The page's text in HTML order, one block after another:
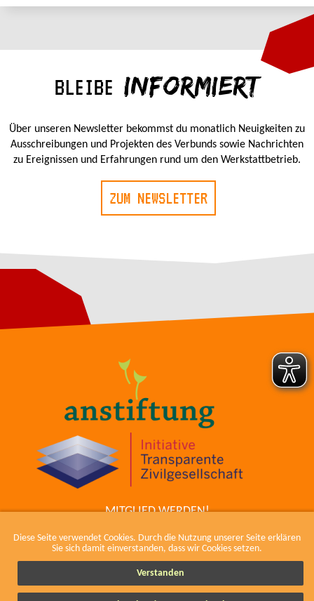
Diese Seite verwendet Cookies. Durch die Nutzung unserer Seite erklären
Sie sich damit einverstanden, dass wir Cookies setzen.
Verstanden
BLEIBE INFORMIERT
Über unseren Newsletter bekommst du monatlich Neuigkeiten zu
Ausschreibungen und Projekten des Verbunds sowie Nachrichten
zu Ereignissen und Erfahrungen rund um den Werkstattbetrieb.
ZUM NEWSLETTER
MITGLIED WERDEN!
KONTAKT
IMPRESSUM, KODEX UND DATENSCHUTZ